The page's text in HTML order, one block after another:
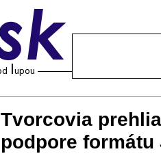
Tvorcovia
podpore formátu